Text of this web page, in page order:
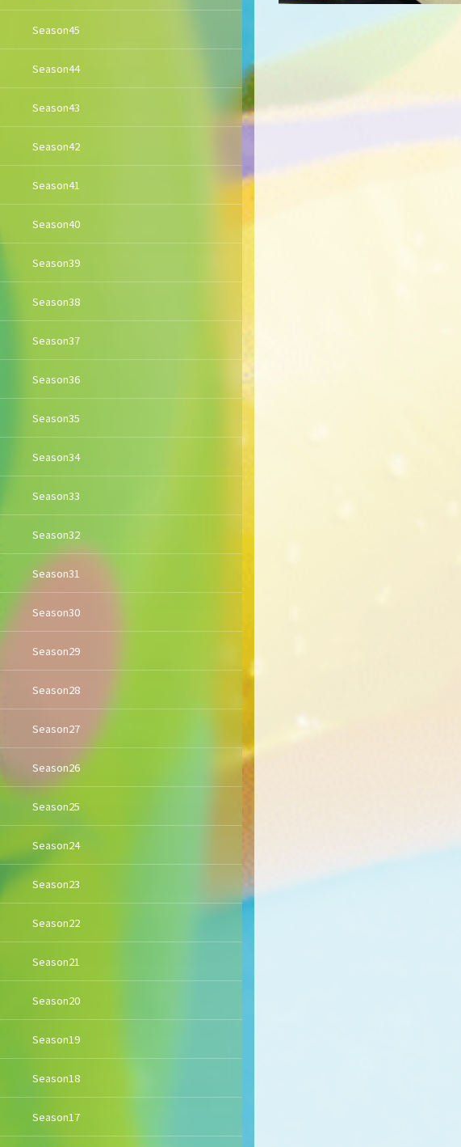
Season45
Season44
Season43
Season42
Season41
Season40
Season39
Season38
Season37
Season36
Season35
Season34
Season33
Season32
Season31
Season30
Season29
Season28
Season27
Season26
Season25
Season24
Season23
Season22
Season21
Season20
Season19
Season18
Season17